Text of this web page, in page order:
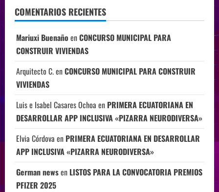
COMENTARIOS RECIENTES
Mariuxi Buenaño enCONCURSO MUNICIPAL PARA
CONSTRUIR VIVIENDAS
Arquitecto C.enCONCURSO MUNICIPAL PARA CONSTRUIR
VIVIENDAS
Luis e Isabel Casares Ochoa en PRIMERA ECUATORIANA EN
DESARROLLAR APP INCLUSIVA «PIZARRA NEURODIVERSA»
Elvia Córdova en PRIMERA ECUATORIANA EN DESARROLLAR
APP INCLUSIVA «PIZARRA NEURODIVERSA»
German newsen LISTOS PARA LA CONVOCATORIA PREMIOS
PFIZER 2025